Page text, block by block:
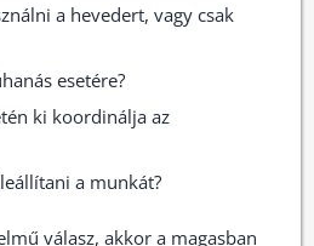
a hevedert, vagy csak
esetére?
ki koordinálja az
a munkát?
válasz, akkor a magasban